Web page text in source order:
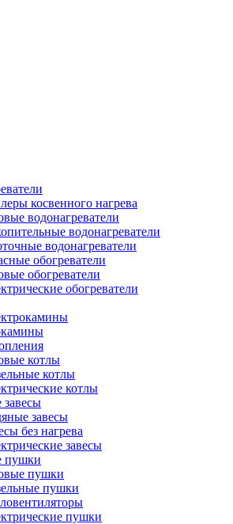
косвенного нагрева
водонагреватели
водонагреватели
водонагреватели
обогреватели
обогреватели
обогреватели
котлы
котлы
котлы
завесы
без нагрева
завесы
пушки
пушки
пушки
пушки